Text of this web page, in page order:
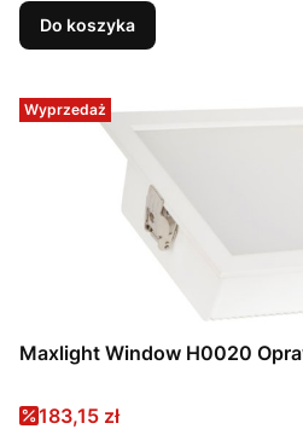
Do koszyka
Wyprzedaż
Maxlight Window H0020
Cena promocyjna
183,15 zł